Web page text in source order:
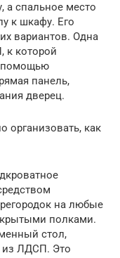
а спальное место
к шкафу. Его
вариантов. Одна
к которой
помощью
панель,
дверец.
организовать, как
на любые
полками.
стол,
из ЛДСП. Это